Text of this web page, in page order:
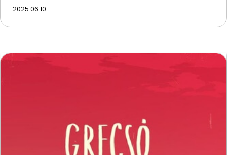
2025.06.10.